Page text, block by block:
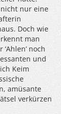
nur eine
Doch wie
man
noch
und
Keim
amüsante
verkürzen